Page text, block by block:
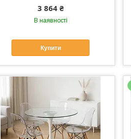
3 864 ₴
В наявності
Купити